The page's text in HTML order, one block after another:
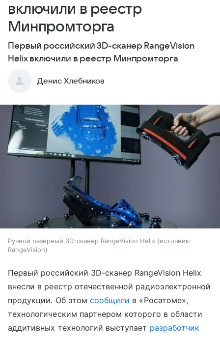
включили в реестр
Минпромторга
Первый российский 3D-сканер RangeVision
Helix включили в реестр Минпромторга
Денис Хлебников
Ручной лазерный 3D-сканер RangeVision Helix
источник:
RangeVision
Первый российский 3D-сканер RangeVision Helix
внесли в реестр отечественной радиоэлектронной
продукции. Об этом сообщили в «Росатоме»,
технологическим партнером которого в области
аддитивных технологий выступает разработчик